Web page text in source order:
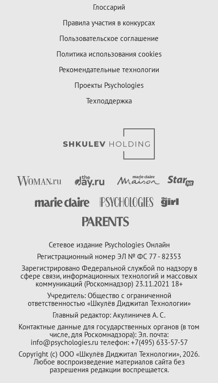
Глоссарий
Правила участия в конкурсах
Пользовательское соглашение
Политика использования cookies
Рекомендательные технологии
Проекты Psychologies
Техподдержка
Сетевое издание Psychologies Онлайн
Регистрационный номер ЭЛ № ФС 77 - 82353
Зарегистрировано Федеральной службой по надзору в
сфере связи, информационных технологий и массовых
коммуникаций (Роскомнадзор) 23.11.2021 18+
Учредитель: Общество с ограниченной
ответственностью «Шкулёв Диджитал Технологии»
Главный редактор: Акулиничев А. С.
Контактные данные для государственных органов (в том
числе, для Роскомнадзора): Эл. почта:
info@psychologies.ru телефон: +7(495) 633-57-57
Copyright (с) ООО «Шкулёв Диджитал Технологии», 2026.
Любое воспроизведение материалов сайта без
разрешения редакции воспрещается.